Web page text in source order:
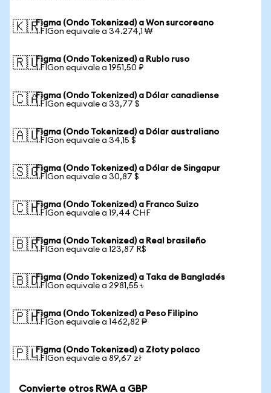
🇰🇷Figma (Ondo Tokenized) a Won surcoreano
1 FIGon equivale a 34.274,1 ₩
🇷🇺Figma (Ondo Tokenized) a Rublo ruso
1 FIGon equivale a 1951,50 ₽
🇨🇦Figma (Ondo Tokenized) a Dólar canadiense
1 FIGon equivale a 33,77 $
🇦🇺Figma (Ondo Tokenized) a Dólar australiano
1 FIGon equivale a 34,15 $
🇸🇬Figma (Ondo Tokenized) a Dólar de Singapur
1 FIGon equivale a 30,87 $
🇨🇭Figma (Ondo Tokenized) a Franco Suizo
1 FIGon equivale a 19,44 CHF
🇧🇷Figma (Ondo Tokenized) a Real brasileño
1 FIGon equivale a 123,87 R$
🇧🇩Figma (Ondo Tokenized) a Taka de Bangladés
1 FIGon equivale a 2981,55 ৳
🇵🇭Figma (Ondo Tokenized) a Peso Filipino
1 FIGon equivale a 1462,82 ₱
🇵🇱Figma (Ondo Tokenized) a Złoty polaco
1 FIGon equivale a 89,67 zł
Convierte otros RWA a GBP